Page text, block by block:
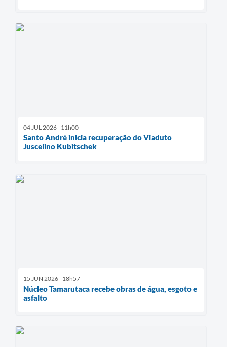
04 JUL 2026 - 11h00
Santo André inicia recuperação do Viaduto
Juscelino Kubitschek
15 JUN 2026 - 18h57
Núcleo Tamarutaca recebe obras de água, esgoto e
asfalto